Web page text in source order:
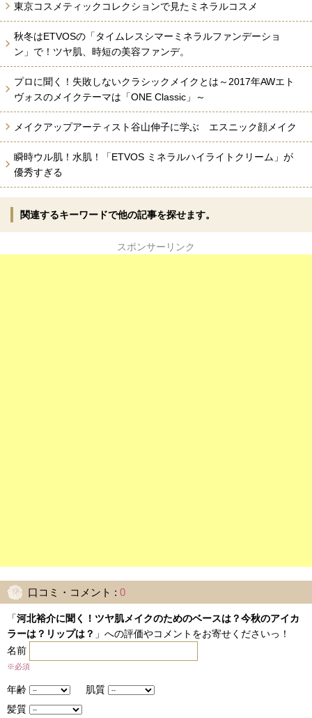
東京コスメティックコレクションで見たミネラルコスメ
秋冬はETVOSの「タイムレスシマーミネラルファンデーショ
ン」で！ツヤ肌、時短の美容ファンデ。
プロに聞く！失敗しないクラシックメイクとは～2017年AWエト
ヴォスのメイクテーマは「ONE Classic」～
メイクアップアーティスト谷山伸子に学ぶ エスニック顔メイク
瞬時ウル肌！水肌！「ETVOS ミネラルハイライトクリーム」が
優秀すぎる
関連するキーワードで他の記事を探せます。
スポンサーリンク
口コミ・コメント : 0
「河北裕介に聞く！ツヤ肌メイクのためのベースは？今秋のアイカ
ラーは？リップは？ 」への評価やコメントをお寄せくださいっ！
名前
※必須
年齢
肌質
髪質